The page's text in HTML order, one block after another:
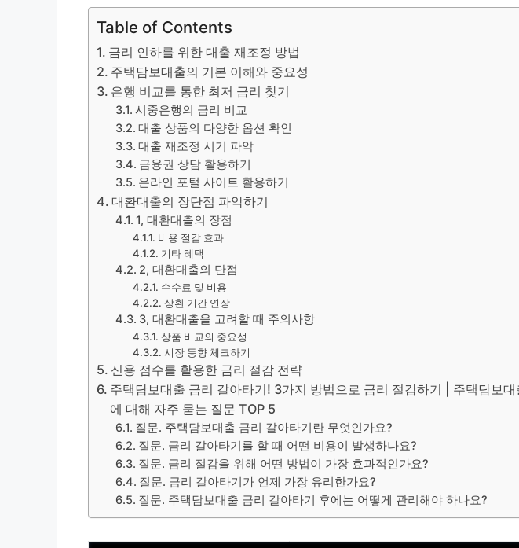
Table of Contents
금리 인하를 위한 대출 재조정 방법
주택담보대출의 기본 이해와 중요성
은행 비교를 통한 최저 금리 찾기
시중은행의 금리 비교
대출 상품의 다양한 옵션 확인
대출 재조정 시기 파악
금융권 상담 활용하기
온라인 포털 사이트 활용하기
대환대출의 장단점 파악하기
1, 대환대출의 장점
비용 절감 효과
기타 혜택
2, 대환대출의 단점
수수료 및 비용
상환 기간 연장
3, 대환대출을 고려할 때 주의사항
상품 비교의 중요성
시장 동향 체크하기
신용 점수를 활용한 금리 절감 전략
주택담보대출 금리 갈아타기! 3가지 방법으로 금리 절감하기 | 주택담보
에 대해 자주 묻는 질문 TOP 5
질문. 주택담보대출 금리 갈아타기란 무엇인가요?
질문. 금리 갈아타기를 할 때 어떤 비용이 발생하나요?
질문. 금리 절감을 위해 어떤 방법이 가장 효과적인가요?
질문. 금리 갈아타기가 언제 가장 유리한가요?
질문. 주택담보대출 금리 갈아타기 후에는 어떻게 관리해야 하나요?